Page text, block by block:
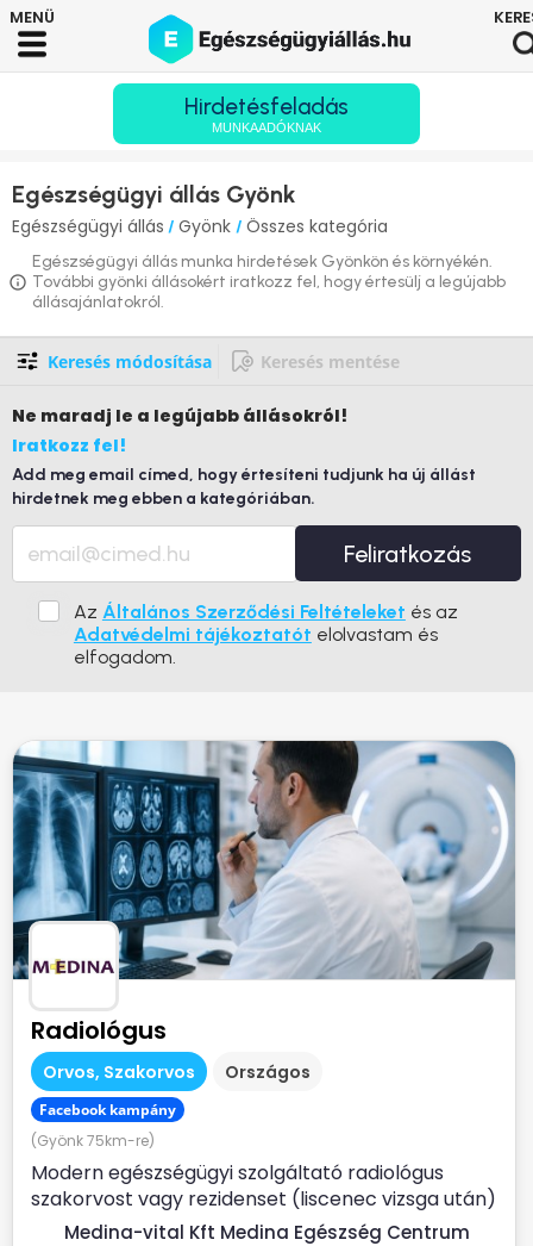
Hirdetésfeladás
MUNKAADÓKNAK
Egészségügyi állás Gyönk
Egészségügyi állás / Gyönk / Összes kategória
Egészségügyi állás munka hirdetések Gyönkön és környékén.
További gyönki állásokért iratkozz fel, hogy értesülj a legújabb
állásajánlatokról.
Keresés módosítása Keresés mentése
Ne maradj le a legújabb állásokról!
Iratkozz fel!
Add meg email címed, hogy értesíteni tudjunk ha új állást
hirdetnek meg ebben a kategóriában.
Feliratkozás
Az Általános Szerződési Feltételeket és az
Adatvédelmi tájékoztatót elolvastam és
elfogadom.
Radiológus
Orvos, Szakorvos Országos
Facebook kampány
(Gyönk 75km-re)
Modern egészségügyi szolgáltató radiológus
szakorvost vagy rezidenset (liscenec vizsga után)
keres Rendelési...
Medina-vital Kft Medina Egészség Centrum